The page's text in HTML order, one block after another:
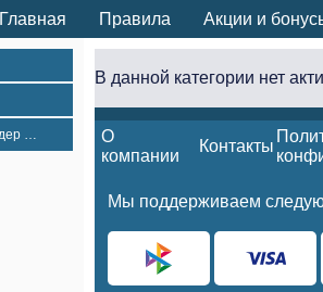
Главная Правила Акции и
Индия - WTT-Стар Контендер Ченнай, Женщины
В данной категории нет
О
компании
Контакты
Мы поддерживаем